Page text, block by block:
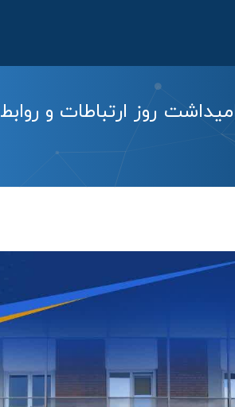
روز ارتباطات و روابط